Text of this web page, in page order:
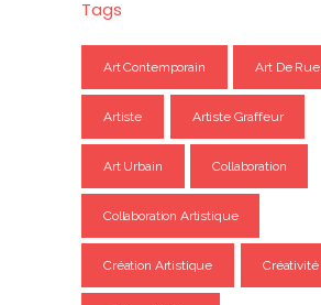
Tags
Art Contemporain Art De Rue
Artiste Artiste Graffeur
Art Urbain Collaboration
Collaboration Artistique
Création Artistique Créativité